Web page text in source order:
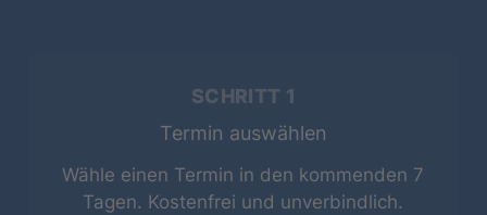
SCHRITT 1
Termin auswählen
Wähle einen Termin in den kommenden 7
Tagen. Kostenfrei und unverbindlich.